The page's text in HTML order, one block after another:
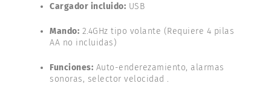
Cargador incluido: USB
Mando: 2.4GHz tipo volante (Requiere 4 pilas
AA no incluidas)
Funciones: Auto-enderezamiento, alarmas
sonoras, selector velocidad .